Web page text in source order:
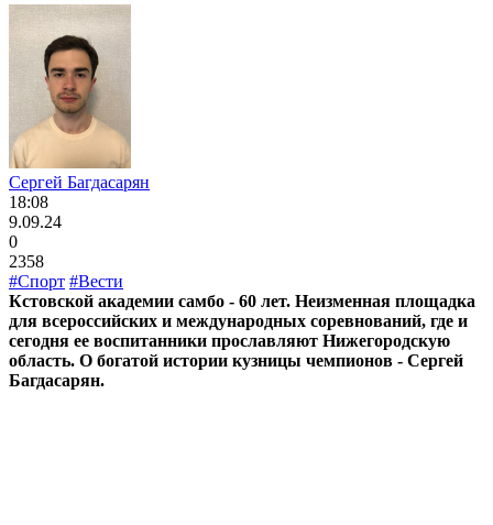
Сергей Багдасарян
18:08
9.09.24
0
2358
#Спорт #Вести
Кстовской академии самбо - 60 лет. Неизменная площадка
для всероссийских и международных соревнований, где и
сегодня ее воспитанники прославляют Нижегородскую
область. О богатой истории кузницы чемпионов - Сергей
Багдасарян.